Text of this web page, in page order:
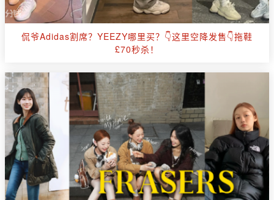
侃爷Adidas割席？YEEZY哪里买？👇这里空降发售👇拖鞋
£70秒杀！